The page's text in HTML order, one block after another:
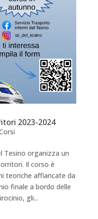
2023-2024
Tesino organizza un
Il corso è
teoriche affiancate da
finale a bordo delle
gli...